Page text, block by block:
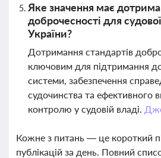
Яке значення має
доброчесності для
України?
Дотримання стандартів
ключовим для підтримання
системи, забезпечення
судочинства та ефективного
контролю у судовій владі.
Кожне з питань — це короткий
публікацій за день. Повний